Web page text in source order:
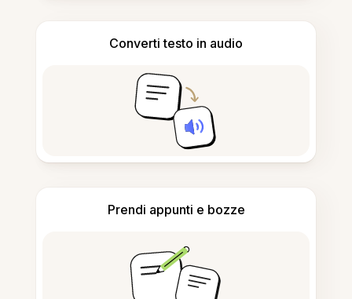
Converti testo in audio
Prendi appunti e bozze